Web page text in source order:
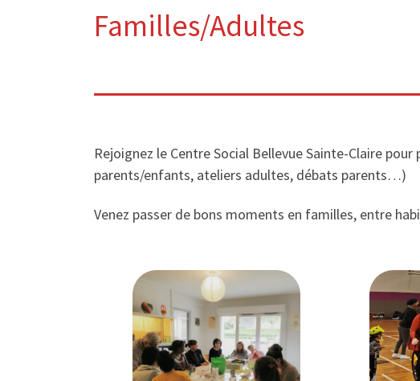
Familles/Adultes
Rejoignez le Centre Social Bellevue Sainte-Claire
parents/enfants, ateliers adultes, débats parents…)
Venez passer de bons moments en familles, entre